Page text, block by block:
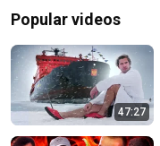
Popular videos
47:27